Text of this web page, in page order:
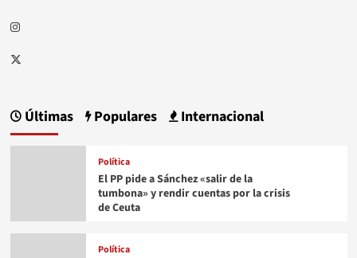
Instagram
Twitter
Últimas Populares Internacional
Política
El PP pide a Sánchez «salir de la
tumbona» y rendir cuentas por la crisis
de Ceuta
Política